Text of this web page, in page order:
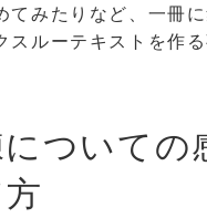
てみたりなど、一冊
スルーテキストを作
ついての